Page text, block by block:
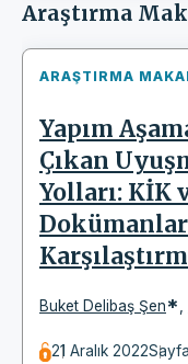
Araştırma
ARAŞTIRMA
Yapım
Çıkan
Yolları: KİK
Buket Delibaş Şen*
21 Aralık 2022